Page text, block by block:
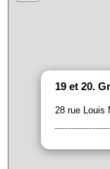
19 et 20.
28 rue Louis